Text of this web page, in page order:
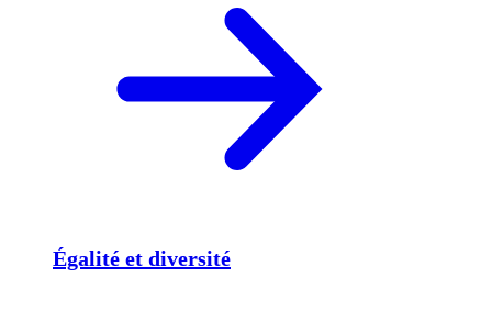
Égalité et diversité